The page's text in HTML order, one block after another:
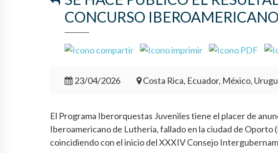
CONCURSO
23/04/2026 Costa Rica, Ecuador, México,
El Programa Iberorquestas Juveniles tiene el placer de
Iberoamericano de Luthería, fallado en la ciudad de Oporto
coincidiendo con el inicio del XXXIV Consejo